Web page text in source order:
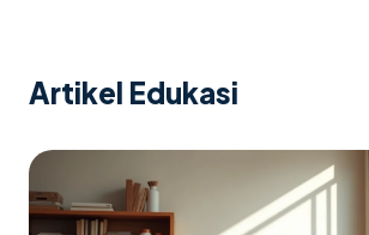
Artikel Edukasi